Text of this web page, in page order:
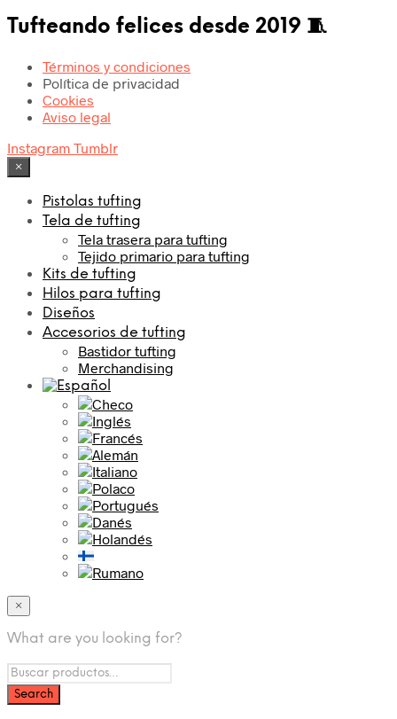
Tufteando felices desde 2019 🧵
Términos y condiciones
Política de privacidad
Cookies
Aviso legal
Instagram Tumblr
×
Pistolas tufting
Tela de tufting
Tela trasera para tufting
Tejido primario para tufting
Kits de tufting
Hilos para tufting
Diseños
Accesorios de tufting
Bastidor tufting
Merchandising
×
What are you looking for?